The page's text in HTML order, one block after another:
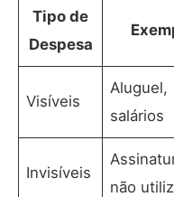
Tipo de
Despesa
Visíveis
Aluguel,
salários
Invisíveis
não